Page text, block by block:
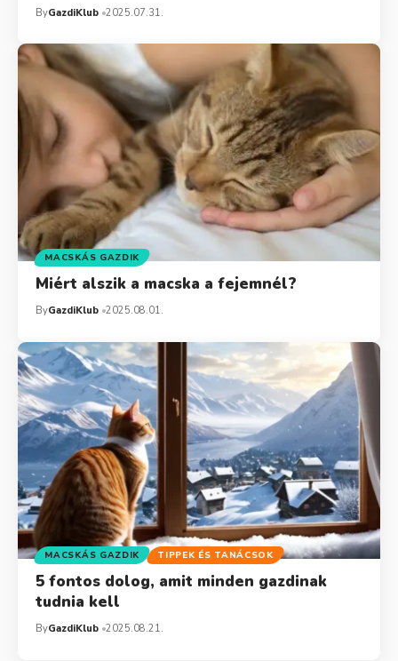
ByGazdiKlub 2025.07.31.
MACSKÁS GAZDIK
Miért alszik a macska a fejemnél?
ByGazdiKlub 2025.08.01.
MACSKÁS GAZDIK TIPPEK ÉS TANÁCSOK
5 fontos dolog, amit minden gazdinak
tudnia kell
ByGazdiKlub 2025.08.21.